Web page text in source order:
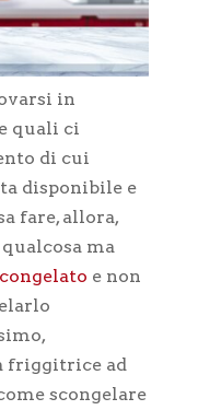
in
quali ci
di cui
disponibile e
fare, allora,
ma
congelato e non
friggitrice ad
scongelare